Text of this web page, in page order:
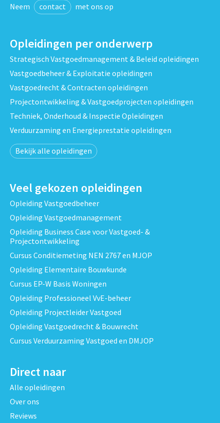
Neem contact met ons op
Opleidingen per onderwerp
Strategisch Vastgoedmanagement & Beleid opleidingen
Vastgoedbeheer & Exploitatie opleidingen
Vastgoedrecht & Contracten opleidingen
Projectontwikkeling & Vastgoedprojecten opleidingen
Techniek, Onderhoud & Inspectie Opleidingen
Verduurzaming en Energieprestatie opleidingen
Bekijk alle opleidingen
Veel gekozen opleidingen
Opleiding Vastgoedbeheer
Opleiding Vastgoedmanagement
Opleiding Business Case voor Vastgoed- &
Projectontwikkeling
Cursus Conditiemeting NEN 2767 en MJOP
Opleiding Elementaire Bouwkunde
Cursus EP-W Basis Woningen
Opleiding Professioneel VvE-beheer
Opleiding Projectleider Vastgoed
Opleiding Vastgoedrecht & Bouwrecht
Cursus Verduurzaming Vastgoed en DMJOP
Direct naar
Alle opleidingen
Over ons
Reviews